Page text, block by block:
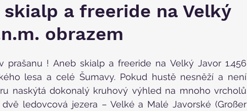
skialp a freeride na Velký
obrazem
prašanu ! Aneb skialp a freeride na Velký Javor 1.456
lesa a celé Šumavy. Pokud hustě nesněží a není
naskýtá dokonalý kruhový výhled na mnoho vrcholů
ledovcová jezera – Velké a Malé Javorské (Großer